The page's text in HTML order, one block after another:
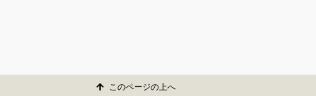
このページの上へ